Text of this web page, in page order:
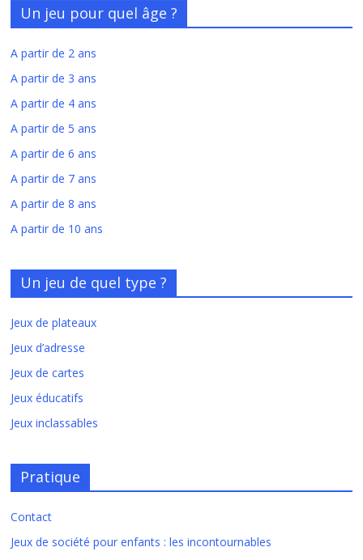
Un jeu pour quel âge ?
A partir de 2 ans
A partir de 3 ans
A partir de 4 ans
A partir de 5 ans
A partir de 6 ans
A partir de 7 ans
A partir de 8 ans
A partir de 10 ans
Un jeu de quel type ?
Jeux de plateaux
Jeux d’adresse
Jeux de cartes
Jeux éducatifs
Jeux inclassables
Pratique
Contact
Jeux de société pour enfants : les incontournables